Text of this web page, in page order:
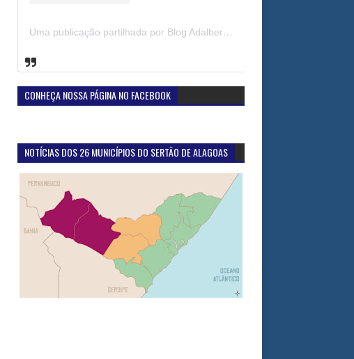
Uma publicação partilhada por Blog Adalberto Gomes Noticias (@blogadalbertogomesnoticiass)
CONHEÇA NOSSA PÁGINA NO FACEBOOK
NOTÍCIAS DOS 26 MUNICÍPIOS DO SERTÃO DE ALAGOAS